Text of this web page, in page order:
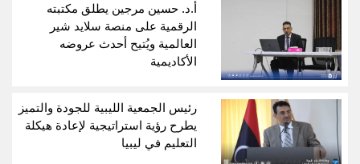
أ.د. حسين مرجين يطلق مكتبته
الرقمية على منصة سلايد شير
العالمية ويُتيح أحدث عروضه
الأكاديمية
رئيس الجمعية الليبية للجودة والتميز
يطرح رؤية استراتيجية لإعادة هيكلة
التعليم في ليبيا